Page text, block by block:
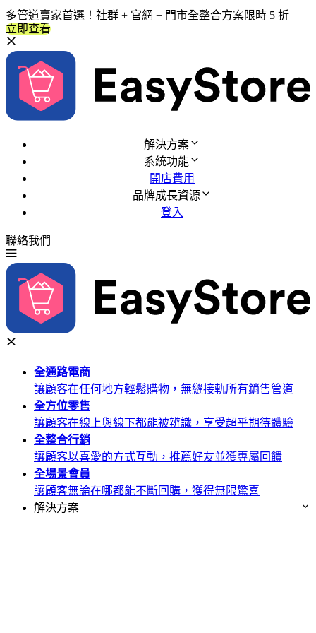
多管道賣家首選！社群 + 官網 + 門市全整合方案限時 5 折
立即查看
解決方案
系統功能
開店費用
品牌成長資源
登入
聯絡我們
全通路電商
讓顧客在任何地方輕鬆購物，無縫接軌所有銷售管道
全方位零售
讓顧客在線上與線下都能被辨識，享受超乎期待體驗
全整合行銷
讓顧客以喜愛的方式互動，推薦好友並獲專屬回饋
全場景會員
讓顧客無論在哪都能不斷回購，獲得無限驚喜
解決方案